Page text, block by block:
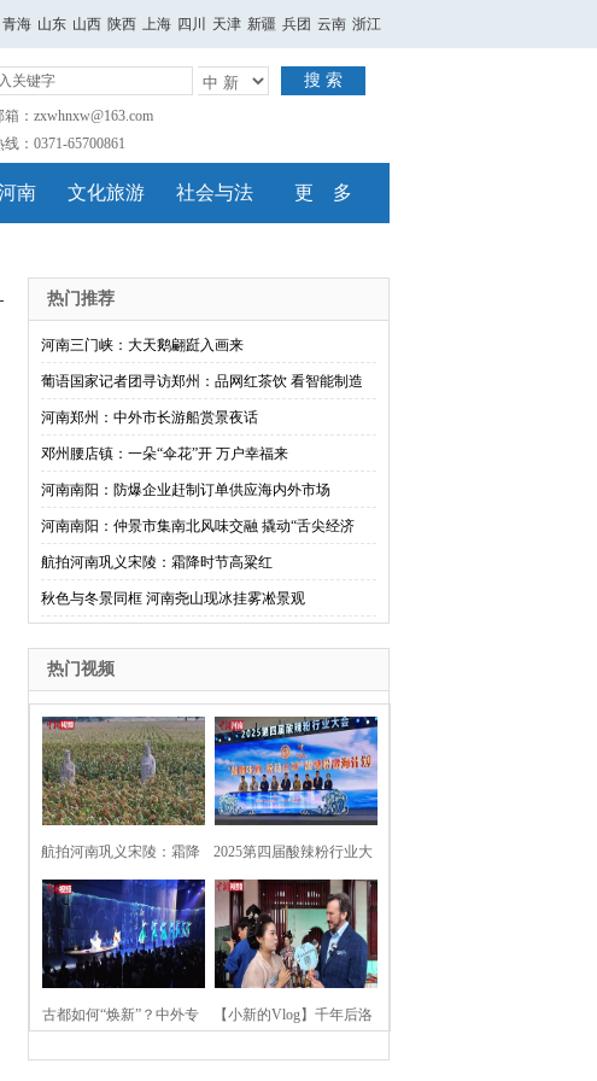
青海 山东 山西 陕西 上海 四川 天津 新疆 兵团 云南 浙江
搜 索
：zxwhnxw@163.com
：0371-65700861
南 文化旅游 社会与法 更 多
热门推荐
河南三门峡：大天鹅翩跹入画来
葡语国家记者团寻访郑州：品网红茶饮 看智能制造
河南郑州：中外市长游船赏景夜话
邓州腰店镇：一朵“伞花”开 万户幸福来
河南南阳：防爆企业赶制订单供应海内外市场
河南南阳：仲景市集南北风味交融 撬动“舌尖经济
航拍河南巩义宋陵：霜降时节高粱红
秋色与冬景同框 河南尧山现冰挂雾凇景观
热门视频
航拍河南巩义宋陵：霜降
时节高粱红
2025第四届酸辣粉行业大
会在河南开封举行
古都如何“焕新”？中外专 【小新的Vlog】千年后洛